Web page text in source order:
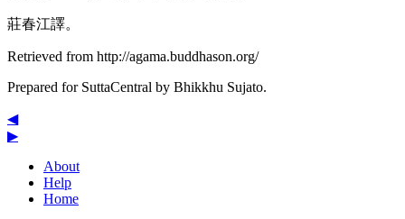
莊春江譯。
Retrieved from http://agama.buddhason.org/
Prepared for SuttaCentral by Bhikkhu Sujato.
◀
▶
About
Help
Home